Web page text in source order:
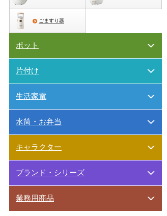
ごますり器
ポット
片付け
生活家電
水筒・お弁当
キャラクター
ブランド・シリーズ
業務用商品